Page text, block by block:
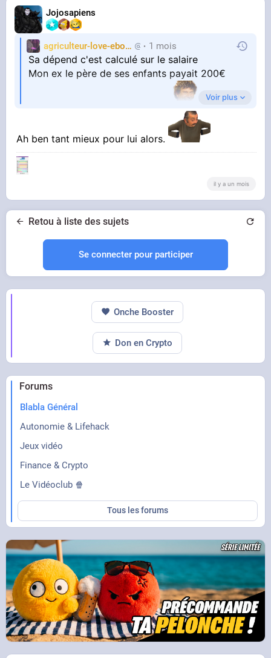
Jojosapiens
agriculteur-love-ebony chasseur2trap
1 mois
Sa dépend c'est calculé sur le salaire
Mon ex le père de ses enfants payait 200€
Voir plus
Ah ben tant mieux pour lui alors.
il y a un mois
Retou à liste des sujets
Se connecter pour participer
Forums
Blabla Général
Autonomie & Lifehack
Jeux vidéo
Finance & Crypto
Le Vidéoclub 🍿
Tous les forums
Onche Booster
Don en Crypto